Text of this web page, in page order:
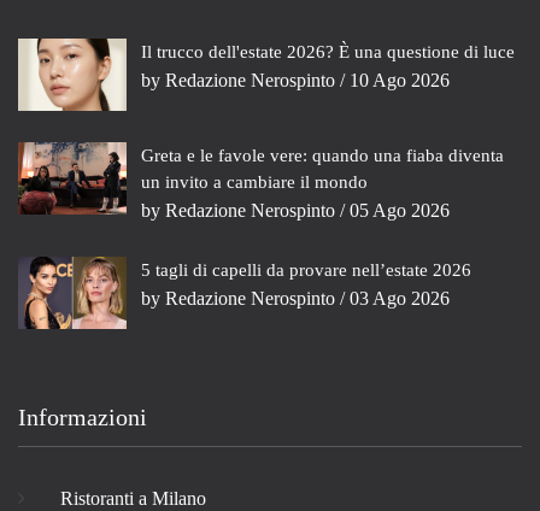
Il trucco dell'estate 2026? È una questione di luce
by Redazione Nerospinto / 10 Ago 2026
Greta e le favole vere: quando una fiaba diventa
un invito a cambiare il mondo
by Redazione Nerospinto / 05 Ago 2026
5 tagli di capelli da provare nell’estate 2026
by Redazione Nerospinto / 03 Ago 2026
Informazioni
Ristoranti a Milano